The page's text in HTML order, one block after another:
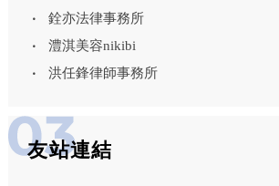
銓亦法律事務所
澧淇美容nikibi
洪任鋒律師事務所
友站連結